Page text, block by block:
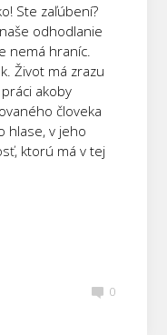
Ste zaľúbení?
odhodlanie
nemá hraníc.
Život má zrazu
akoby
človeka
hlase, v jeho
ktorú má v tej
0